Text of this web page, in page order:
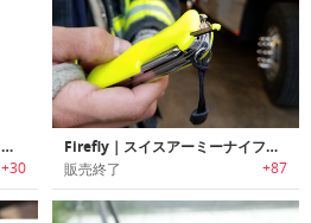
EmbR｜過酷な環境でも使えるタフ構造コットンロープ芯ライター「エンバー」
+30
Firefly｜スイスアーミーナイフに収納可能なファイヤースターター「ファイヤーフライ」
販売終了 +87